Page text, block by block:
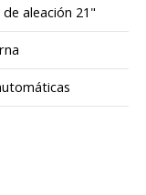
aleación 21"